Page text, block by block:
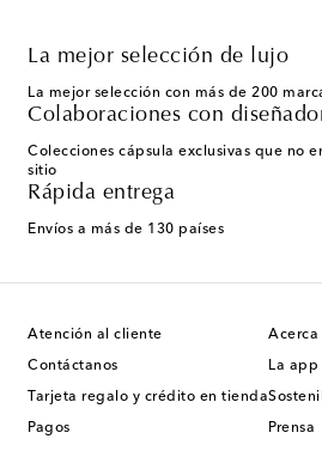
La mejor selección de lujo
La mejor selección con más de 200
Colaboraciones con
Colecciones cápsula exclusivas que no
sitio
Rápida entrega
Envíos a más de 130 países
Atención al cliente
Contáctanos
Tarjeta regalo y crédito en tienda
Pagos
Acerca
La app
Prensa